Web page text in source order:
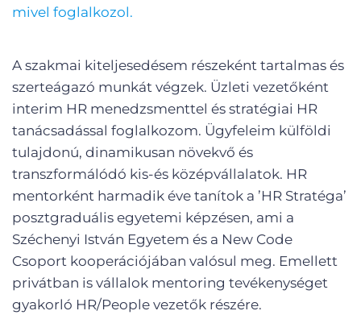
mivel foglalkozol.
A szakmai kiteljesedésem részeként tartalmas és
szerteágazó munkát végzek. Üzleti vezetőként
interim HR menedzsmenttel és stratégiai HR
tanácsadással foglalkozom. Ügyfeleim külföldi
tulajdonú, dinamikusan növekvő és
transzformálódó kis-és középvállalatok. HR
mentorként harmadik éve tanítok a ’HR Stratéga’
posztgraduális egyetemi képzésen, ami a
Széchenyi István Egyetem és a New Code
Csoport kooperációjában valósul meg. Emellett
privátban is vállalok mentoring tevékenységet
gyakorló HR/People vezetők részére.